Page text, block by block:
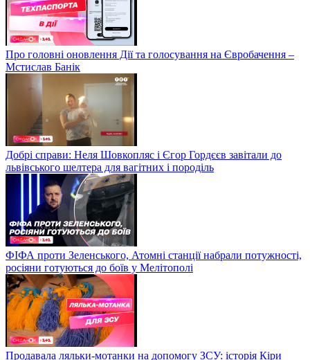
Про головні оновлення Дії та голосування на Євробачення –
Мстислав Банік
Добрі справи: Неля Шовкопляс і Єгор Гордєєв завітали до
львівського шелтера для вагітних і породіль
ФІФА проти Зеленського, Атомні станції набрали потужності,
росіяни готуються до боїв у Мелітополі
Продавала ляльки-мотанки на допомогу ЗСУ: історія Кіри